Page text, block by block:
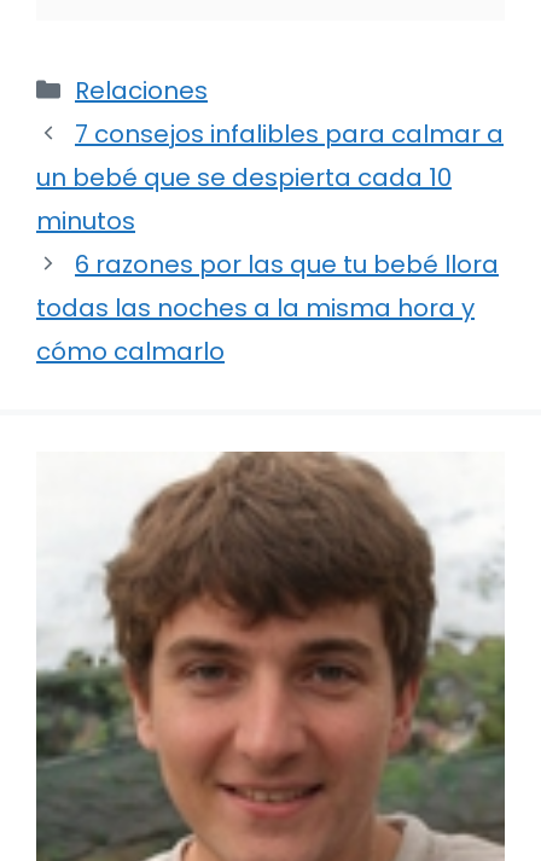
Categorías
Relaciones
7 consejos infalibles para calmar a
un bebé que se despierta cada 10
minutos
6 razones por las que tu bebé llora
todas las noches a la misma hora y
cómo calmarlo